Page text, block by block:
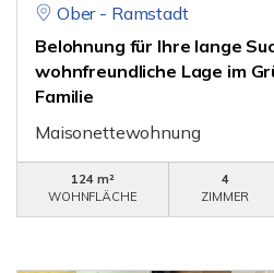
Ober - Ramstadt
Belohnung für Ihre lange
wohnfreundliche Lage im
Familie
Maisonettewohnung
124 m²
WOHNFLÄCHE
4
ZIMMER